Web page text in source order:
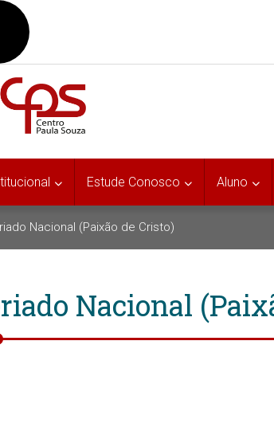
Estude Conosco Aluno
Nacional (Paixão de Cristo)
Nacional